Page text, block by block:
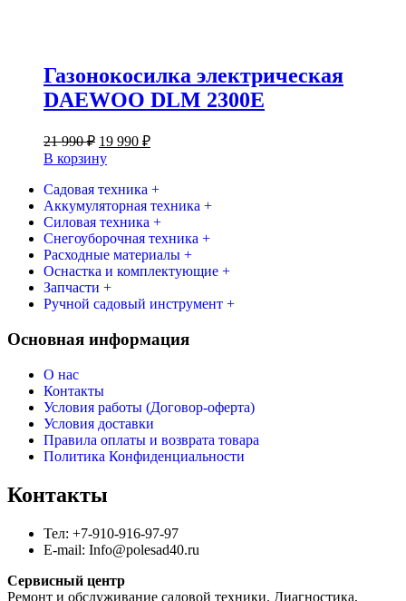
Газонокосилка электрическая
DAEWOO DLM 2300E
21 990₽ Первоначальная
цена
составляла
21
990 ₽.
19 990 ₽Текущая
990 ₽.
В корзину
Садовая техника +
Аккумуляторная техника +
Силовая техника +
Снегоуборочная техника +
Расходные материалы +
Оснастка и комплектующие +
Запчасти +
Ручной садовый инструмент +
Основная информация
О нас
Контакты
Условия работы (Договор-оферта)
Условия доставки
Правила оплаты и возврата товара
Политика Конфиденциальности
Контакты
Тел: +7-910-916-97-97
E-mail: Info@polesad40.ru
Сервисный центр
Ремонт и обслуживание садовой техники. Диагностика,